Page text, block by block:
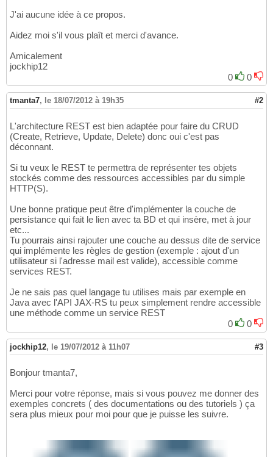
J'ai aucune idée à ce propos.
Aidez moi s'il vous plaît et merci d'avance.
Amicalement
jockhip12
0
0
tmanta7, le 18/07/2012 à 19h35 #2
L'architecture REST est bien adaptée pour faire du CRUD
(Create, Retrieve, Update, Delete) donc oui c'est pas
déconnant.
Si tu veux le REST te permettra de représenter tes objets
stockés comme des ressources accessibles par du simple
HTTP(S).
Une bonne pratique peut être d'implémenter la couche de
persistance qui fait le lien avec ta BD et qui insère, met à jour
etc...
Tu pourrais ainsi rajouter une couche au dessus dite de service
qui implémente les règles de gestion (exemple : ajout d'un
utilisateur si l'adresse mail est valide), accessible comme
services REST.
Je ne sais pas quel langage tu utilises mais par exemple en
Java avec l'API JAX-RS tu peux simplement rendre accessible
une méthode comme un service REST
0
0
jockhip12, le 19/07/2012 à 11h07 #3
Bonjour tmanta7,
Merci pour votre réponse, mais si vous pouvez me donner des
exemples concrets ( des documentations ou des tutoriels ) ça
sera plus mieux pour moi pour que je puisse les suivre.